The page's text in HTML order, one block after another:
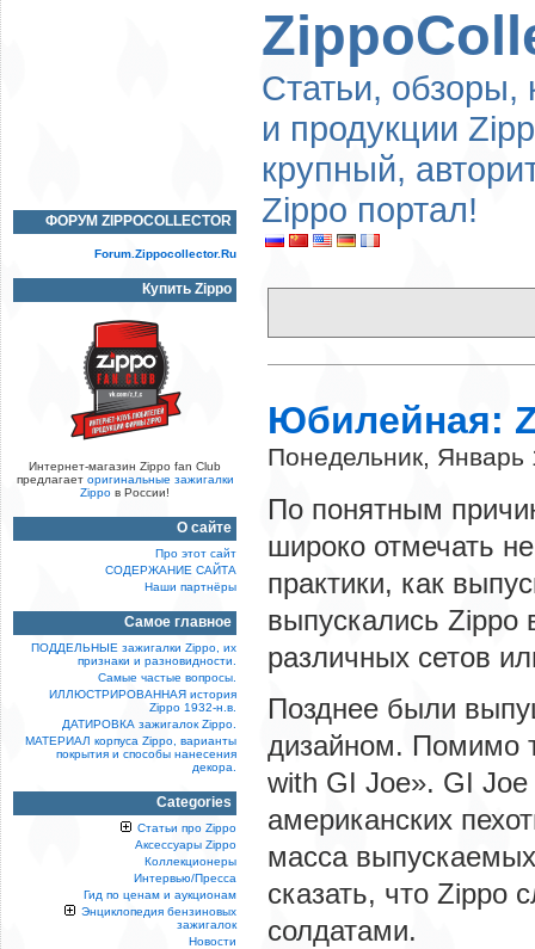
Статьи, обзоры,
и продукции
крупный,
Zippo портал!
Юбилейная:
Понедельник, Январь
По понятным
широко отмечать
практики, как
выпускались Zippo
различных сетов
Позднее были
дизайном. Помимо
with GI Joe». GI
американских
масса
сказать, что Zippo
солдатами.
ФОРУМ ZIPPOCOLLECTOR
Forum.Zippocollector.Ru
Купить Zippo
Интернет-магазин Zippo fan Club
предлагает оригинальные зажигалки
Zippo в России!
О сайте
Про этот сайт
СОДЕРЖАНИЕ САЙТА
Наши партнёры
Самое главное
ПОДДЕЛЬНЫЕ зажигалки Zippo, их
признаки и разновидности.
Самые частые вопросы.
ИЛЛЮСТРИРОВАННАЯ история
Zippo 1932-н.в.
ДАТИРОВКА зажигалок Zippo.
МАТЕРИАЛ корпуса Zippo, варианты
покрытия и способы нанесения
декора.
Categories
Статьи про Zippo
Аксессуары Zippo
Коллекционеры
Интервью/Пресса
Гид по ценам и аукционам
Энциклопедия бензиновых
зажигалок
Новости